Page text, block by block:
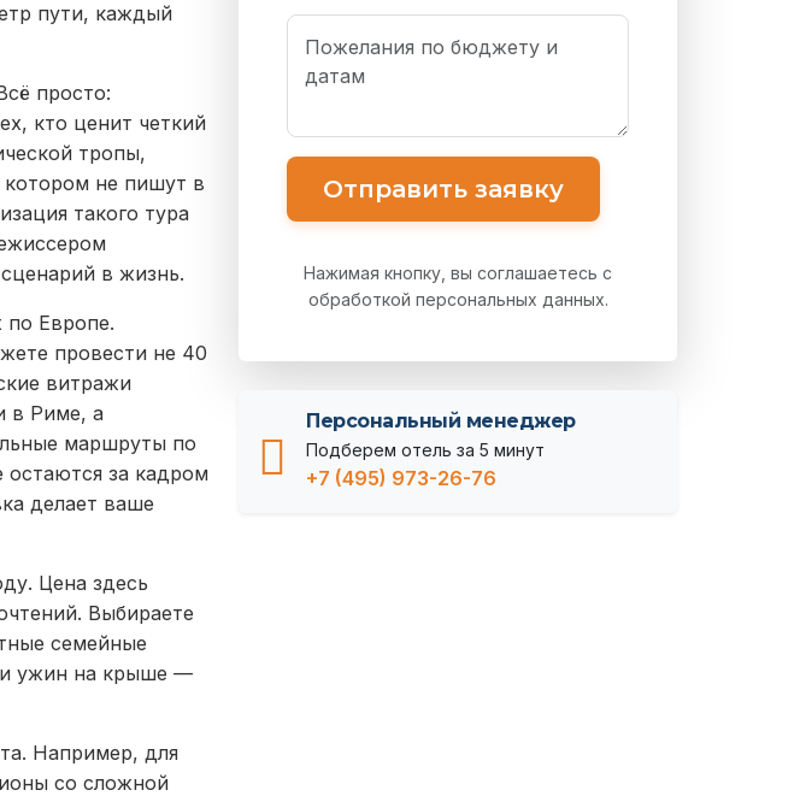
пути, каждый
просто:
кто ценит четкий
тропы,
котором не пишут в
такого тура
в жизнь.
по Европе.
провести не 40
витражи
в Риме, а
маршруты по
за кадром
делает ваше
Цена здесь
Выбираете
семейные
ужин на крыше —
Например, для
со сложной
Нажимая кнопку, вы соглашаетесь с
обработкой персональных данных.
Персональный менеджер
Подберем отель за 5 минут
+7 (495) 973-26-76